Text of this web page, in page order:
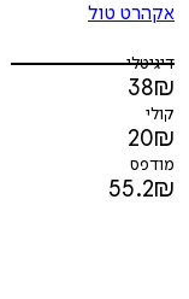
אקהרט טול
דיגיטלי
38₪
קולי
20₪
מודפס
55.2₪